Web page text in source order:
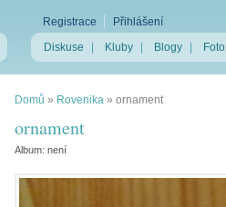
Registrace
Přihlášení
Diskuse
Kluby Blogy Foto
Domů » Rovenika » ornament
ornament
Album: není